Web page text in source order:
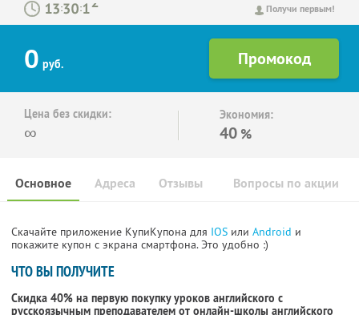
Получи первым!
: :
0 руб.
Цена без скидки:
∞
Экономия:
40 %
Основное Отзывы Вопросы по акции
Адреса
Скачайте приложение КупиКупона для IOS или Android и
покажите купон с экрана смартфона. Это удобно :)
ЧТО ВЫ ПОЛУЧИТЕ
Скидка 40% на первую покупку уроков английского с
русскоязычным преподавателем от онлайн-школы английского